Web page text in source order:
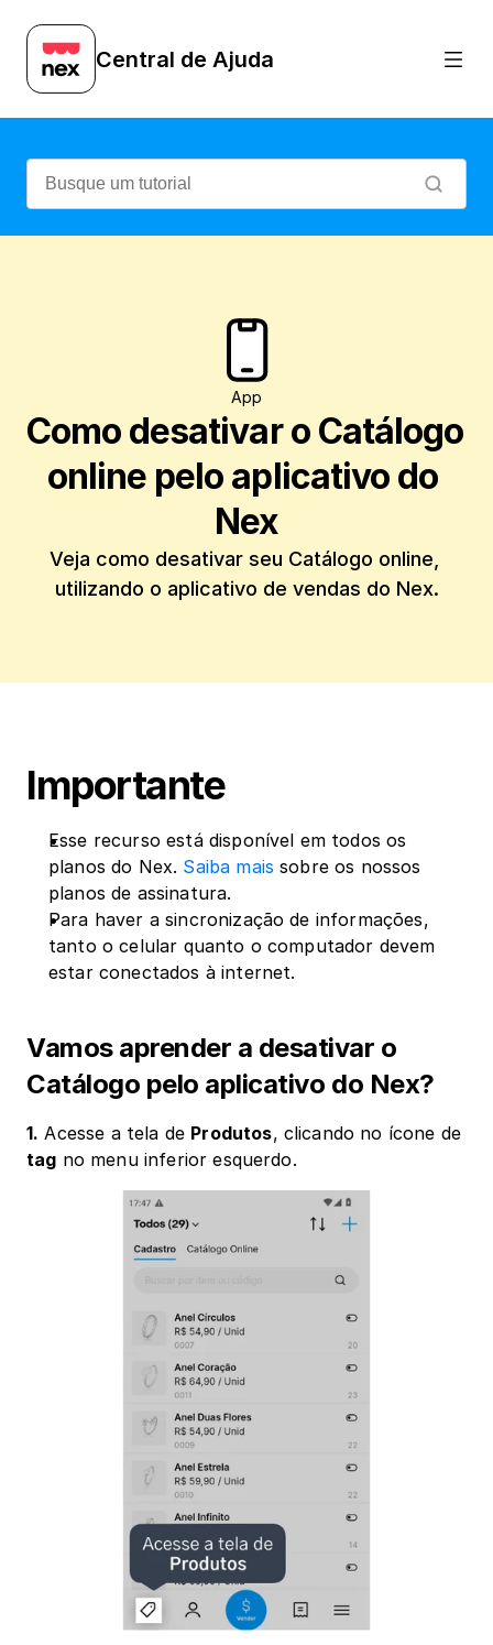
Central de Ajuda
App
Como desativar o Catálogo
online pelo aplicativo do
Nex
Veja como desativar seu Catálogo online,
utilizando o aplicativo de vendas do Nex.
Importante
Esse recurso está disponível em todos os
planos do Nex. Saiba mais sobre os nossos
planos de assinatura.
Para haver a sincronização de informações,
tanto o celular quanto o computador devem
estar conectados à internet.
Vamos aprender a desativar o
Catálogo pelo aplicativo do Nex?
1. Acesse a tela de Produtos
tag no menu inferior esquerdo.